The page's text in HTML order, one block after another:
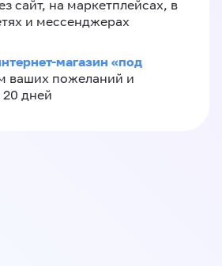
сайт, на маркетплейсах, в
и мессенджерах
магазин «‎под
ваших пожеланий и
20 дней